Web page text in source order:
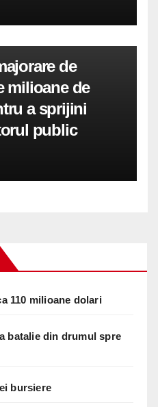
de
milioane de
a sprijini
public
110 milioane dolari
batalie din drumul spre
bursiere